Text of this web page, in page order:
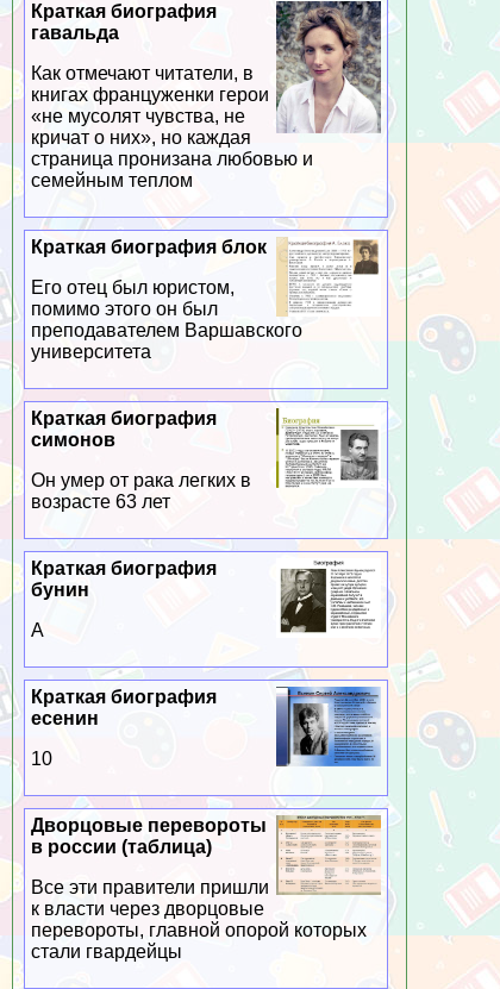
Краткая биография
гавальда
Как отмечают читатели, в
книгах француженки герои
«не мусолят чувства, не
кричат о них», но каждая
страница пронизана любовью и
семейным теплом
Краткая биография блок
Его отец был юристом,
помимо этого он был
преподавателем Варшавского
университета
Краткая биография
симонов
Он умер от paка легких в
возрасте 63 лет
Краткая биография
бунин
А
Краткая биография
есенин
10
Дворцовые перевороты
в россии (таблица)
Все эти правители пришли
к власти через дворцовые
перевороты, главной опорой которых
стали гвардейцы